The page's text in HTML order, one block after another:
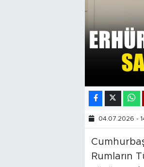
04.07.2026 -
Rumların